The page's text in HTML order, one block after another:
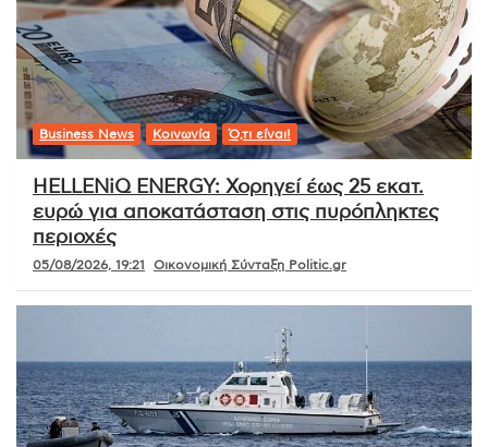
Business News Κοινωνία Ό,τι είναι!
HELLENiQ ENERGY: Χορηγεί έως 25 εκατ.
ευρώ για αποκατάσταση στις πυρόπληκτες
περιοχές
05/08/2026, 19:21 Οικονομική Σύνταξη Politic.gr